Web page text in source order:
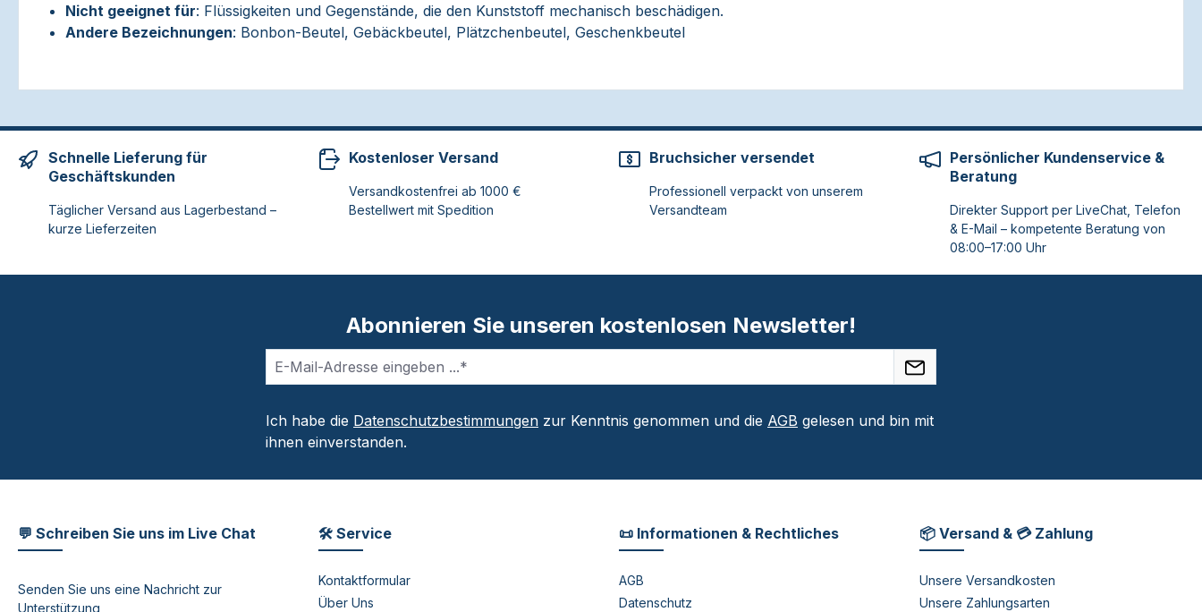
Nicht geeignet für: Flüssigkeiten und Gegenstände, die den Kunststoff mechanisch beschädigen.
Andere Bezeichnungen: Bonbon-Beutel, Gebäckbeutel, Plätzchenbeutel, Geschenkbeutel
Schnelle Lieferung für
Geschäftskunden
Täglicher Versand aus Lagerbestand –
kurze Lieferzeiten
Kostenloser Versand
Versandkostenfrei ab 1000 €
Bestellwert mit Spedition
Bruchsicher versendet
Professionell verpackt von unserem
Versandteam
Persönlicher Kundenservice &
Beratung
Direkter Support per LiveChat, Telefon
& E-Mail – kompetente Beratung von
08:00–17:00 Uhr
Abonnieren Sie unseren kostenlosen Newsletter!
Ich habe die Datenschutzbestimmungen zur Kenntnis genommen und die AGB gelesen und bin mit
ihnen einverstanden.
💬 Schreiben Sie uns im Live Chat
Senden Sie uns eine Nachricht zur
Unterstützung
🛠 Service
Kontaktformular
Über Uns
📜 Informationen & Rechtliches
AGB
Datenschutz
📦 Versand & 💳 Zahlung
Unsere Versandkosten
Unsere Zahlungsarten